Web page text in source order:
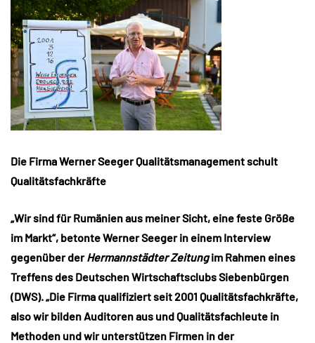
Die Firma Werner Seeger Qualitätsmanagement schult
Qualitätsfachkräfte
„Wir sind für Rumänien aus meiner Sicht, eine feste Größe
im Markt“, betonte Werner Seeger in einem Interview
gegenüber derHermannstädter Zeitungim Rahmen eines
Treffens des Deutschen Wirtschaftsclubs Siebenbürgen
(DWS). „Die Firma qualifiziert seit 2001 Qualitätsfachkräfte,
also wir bilden Auditoren aus und Qualitätsfachleute in
Methoden und wir unterstützen Firmen in der